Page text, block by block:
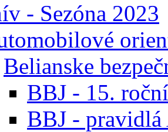
- Sezóna 2023
Belianske
BBJ - 15.
BBJ - pravidlá